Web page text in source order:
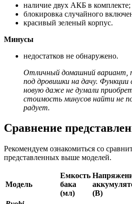
наличие двух АКБ в комплекте;
блокировка случайного
красивый зеленый корпус.
Минусы
недостатков не обнаружено.
Отличный домашний вариант,
под дровишки на дачу. Функции
новую даже не думали
стоимость минусов найти не
радует.
Сравнение
Рекомендуем ознакомиться со
представленных выше моделей.
Модель
Емкость
бака
(мл)
(В)